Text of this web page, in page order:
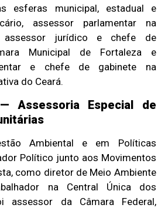
esferas municipal, estadual e
assessor parlamentar na
assessor jurídico e chefe de
Municipal de Fortaleza e
e chefe de gabinete na
do Ceará.
Assessoria Especial de
Ambiental e em Políticas
Político junto aos Movimentos
como diretor de Meio Ambiente
na Central Única dos
assessor da Câmara Federal,